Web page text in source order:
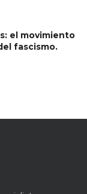
el movimiento
fascismo.